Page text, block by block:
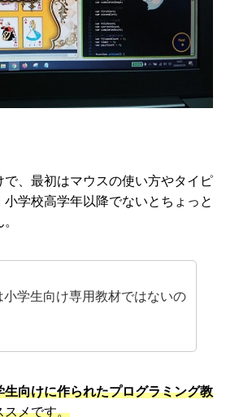
で、最初はマウスの使い方やタイピ
学校高学年以降でないとちょっと
小学生向け専用教材ではないの
生向けに作られたプログラミング教
スメです。